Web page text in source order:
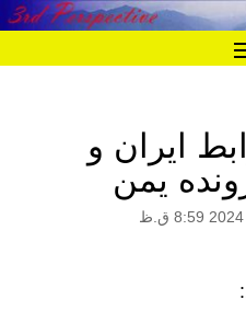
ایران و
یمن